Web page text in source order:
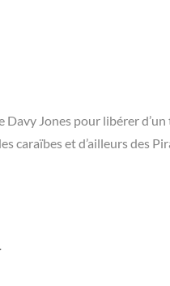
Jones pour libérer
caraïbes et d’ailleurs des